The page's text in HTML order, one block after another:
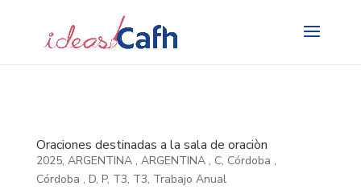
Oraciones destinadas a la sala de oraciòn
2025, ARGENTINA , ARGENTINA , C, Córdoba ,
Córdoba , D, P, T3, T3, Trabajo Anual